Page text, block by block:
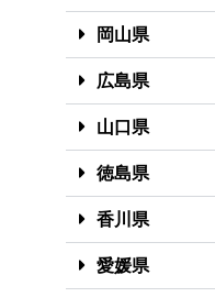
岡山県
広島県
山口県
徳島県
香川県
愛媛県